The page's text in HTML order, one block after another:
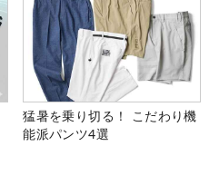
猛暑を乗り切る！ こだわり機
能派パンツ4選